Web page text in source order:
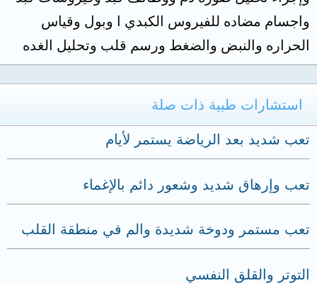
واجسام مضاده للفيروس الكبدي ا وبول وقياس
الحراره والنبض والضغط ورسم قلب وتحليل الغده
استشارات طبية ذات صلة
تعب شديد بعد الرياضة يستمر لأيام
تعب وإرهاق شديد وشعور دائم بالإغماء
تعب مستمر ودوخة شديدة والم في منطقة القلب
التوتر والقلق النفسي